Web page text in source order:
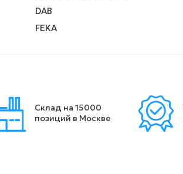
DAB
FEKA
Склад на 15000
позиций в Москве